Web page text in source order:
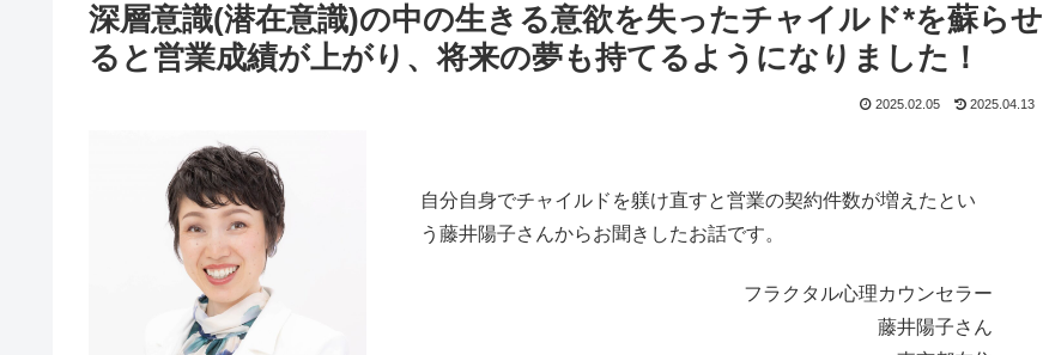
深層意識(潜在意識)の中の生きる意欲を失ったチャイルド*を蘇らせ
ると営業成績が上がり、将来の夢も持てるようになりました！
2025.02.05 2025.04.13
自分自身でチャイルドを躾け直すと営業の契約件数が増えたとい
う藤井陽子さんからお聞きしたお話です。
フラクタル心理カウンセラー
藤井陽子さん